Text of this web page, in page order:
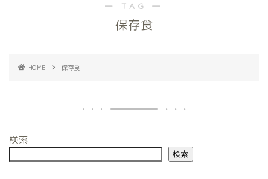
― TAG ―
保存食
HOME 保存食
検索
検索